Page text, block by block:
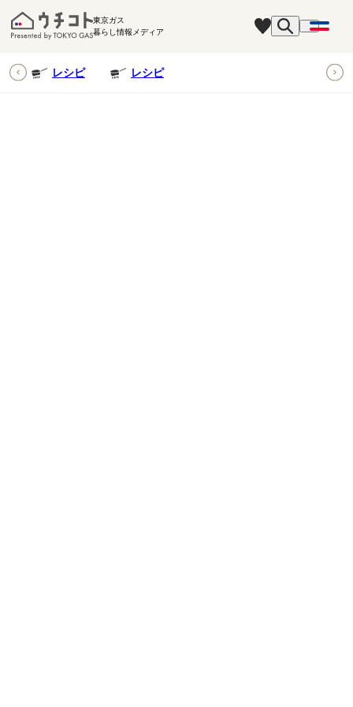
東京ガス
暮らし情報メディア
レシピ レシピ